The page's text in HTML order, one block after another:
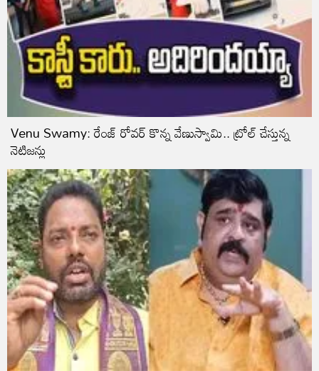
Venu Swamy: రేంజ్ రోవర్ కొన్న వేణుస్వామి.. ట్రోల్ చేస్తున్న
నెటిజన్లు